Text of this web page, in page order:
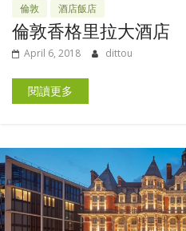
倫敦 酒店飯店
倫敦香格里拉大酒店
April 6, 2018 dittou
閱讀更多